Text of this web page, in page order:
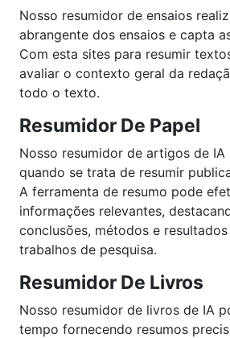
Nosso resumidor de ensaios
abrangente dos ensaios e capta
Com esta sites para resumir
avaliar o contexto geral da
todo o texto.
Resumidor De Papel
Nosso resumidor de artigos de IA
quando se trata de resumir
A ferramenta de resumo pode
informações relevantes,
conclusões, métodos e
trabalhos de pesquisa.
Resumidor De Livros
Nosso resumidor de livros de IA
tempo fornecendo resumos